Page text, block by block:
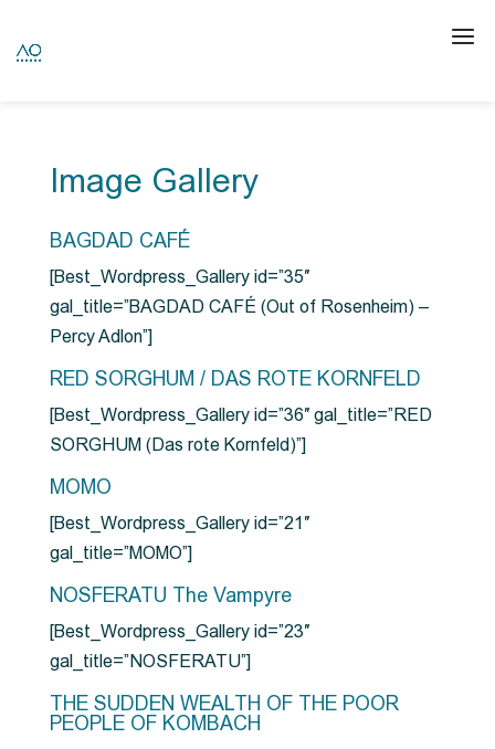
Image Gallery
BAGDAD CAFÉ
[Best_Wordpress_Gallery id=”35″
gal_title=”BAGDAD CAFÉ (Out of Rosenheim) –
Percy Adlon”]
RED SORGHUM / DAS ROTE KORNFELD
[Best_Wordpress_Gallery id=”36″ gal_title=”RED
SORGHUM (Das rote Kornfeld)”]
MOMO
[Best_Wordpress_Gallery id=”21″
gal_title=”MOMO”]
NOSFERATU The Vampyre
[Best_Wordpress_Gallery id=”23″
gal_title=”NOSFERATU”]
THE SUDDEN WEALTH OF THE POOR
PEOPLE OF KOMBACH